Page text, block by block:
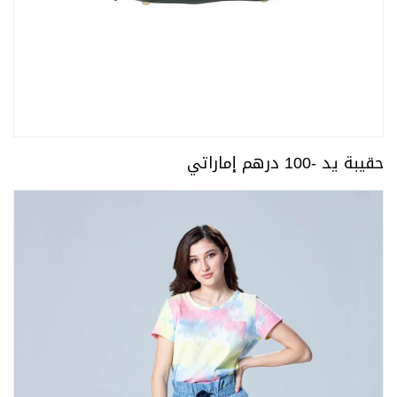
حقيبة يد -100 درهم إماراتي